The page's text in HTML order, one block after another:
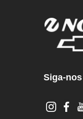
Siga-nos